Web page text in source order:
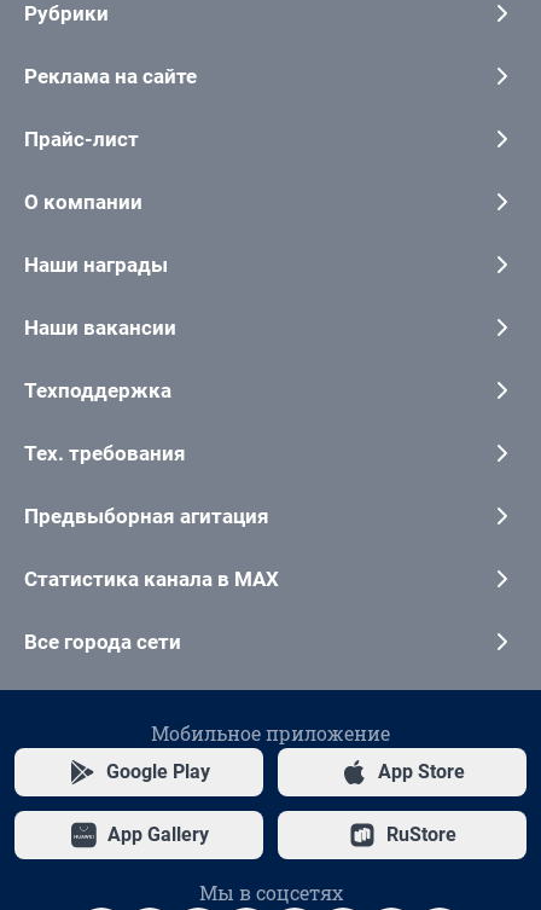
Рубрики
Реклама на сайте
Прайс-лист
О компании
Наши награды
Наши вакансии
Техподдержка
Тех. требования
Предвыборная агитация
Статистика канала в MAX
Все города сети
Мобильное приложение
Google Play App Store
App Gallery RuStore
Мы в соцсетях